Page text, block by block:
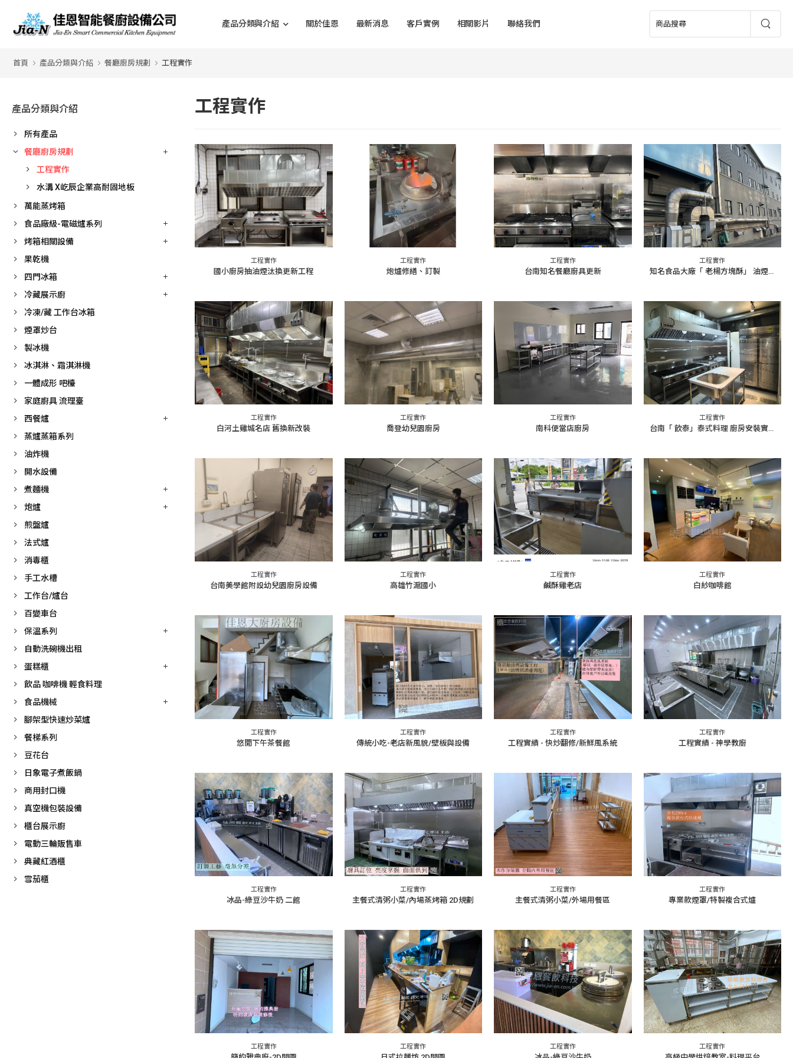
產品分類與介紹 關於佳恩 最新消息 客戶實例 相關影片 聯絡我們
首頁 產品分類與介紹 餐廳廚房規劃 工程實作
產品分類與介紹
所有產品
餐廳廚房規劃
工程實作
水溝 X屹辰企業高耐固地板
萬能蒸烤箱
食品廠級-電磁爐系列
烤箱相關設備
果乾機
四門冰箱
冷藏展示廚
冷凍/藏 工作台冰箱
煙罩炒台
製冰機
冰淇淋、霜淇淋機
一體成形 吧檯
家庭廚具 流理臺
西餐爐
蒸爐蒸箱系列
油炸機
開水設備
煮麵機
炮爐
煎盤爐
法式爐
消毒櫃
手工水槽
工作台/爐台
百變車台
保溫系列
自動洗碗機出租
蛋糕櫃
飲品 咖啡機 輕食料理
食品機械
腳架型快速炒菜爐
餐梯系列
豆花台
日象電子煮飯鍋
商用封口機
真空機包裝設備
櫃台展示廚
電動三輪販售車
典藏紅酒櫃
雪茄櫃
工程實作
工程實作
國小廚房抽油煙汰換更新工程
工程實作
炮爐修繕、訂製
工程實作
台南知名餐廳廚具更新
工程實作
知名食品大廠「 老楊方塊酥」 油煙處理&除味工程
工程實作
白河土雞城名店 舊換新改裝
工程實作
喬登幼兒園廚房
工程實作
南科便當店廚房
工程實作
台南「 飲泰」泰式料理 廚房安裝實例
工程實作
台南美學館附設幼兒園廚房設備
工程實作
高雄竹滬國小
工程實作
鹹酥雞老店
工程實作
白紗咖啡館
工程實作
悠閒下午茶餐館
工程實作
傳統小吃-老店新風貌/壁板與設備
工程實作
工程實績 - 快炒翻修/新鮮風系統
工程實作
工程實績 - 神學教廚
工程實作
冰品-綠豆沙牛奶 二館
工程實作
主餐式清粥小菜/內場蒸烤箱 2D規劃
工程實作
主餐式清粥小菜/外場用餐區
工程實作
專業款煙罩/特製複合式爐
工程實作 工程實作 工程實作 工程實作